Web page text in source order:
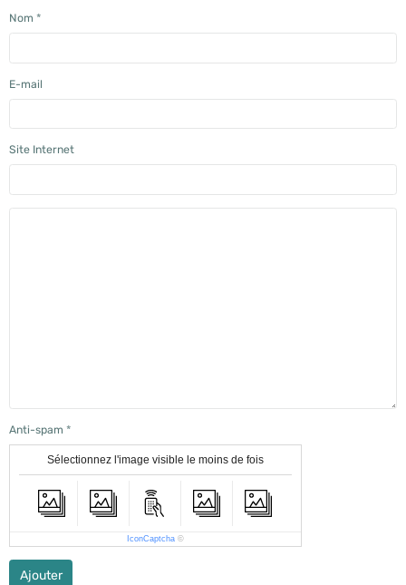
Nom
E-mail
Site Internet
Anti-spam
Sélectionnez l'image visible le moins de fois
IconCaptcha ©
Ajouter